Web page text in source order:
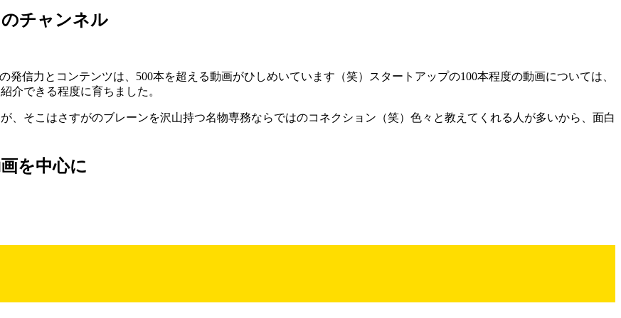
チャンネル
信力とコンテンツは、500本を超える動画がひしめいています（笑）スタートアップの100本程度の動画については、
介できる程度に育ちました。
、そこはさすがのブレーンを沢山持つ名物専務ならではのコネクション（笑）色々と教えてくれる人が多いから、面白
を中心に